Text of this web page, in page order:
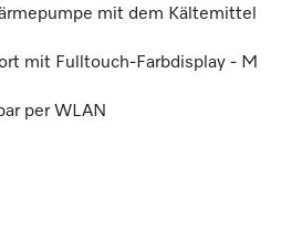
mit dem Kältemittel
mit Fulltouch-Farbdisplay - M
per WLAN